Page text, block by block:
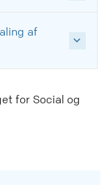
af
for Social og